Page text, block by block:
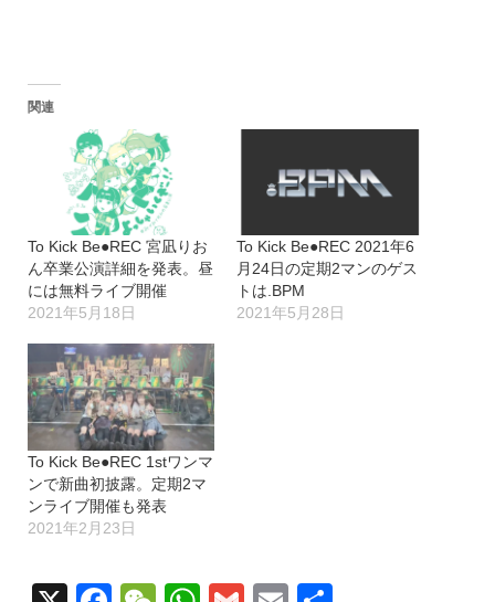
関連
To Kick Be●REC 宮凪りお
ん卒業公演詳細を発表。昼
には無料ライブ開催
2021年5月18日
To Kick Be●REC 2021年6
月24日の定期2マンのゲス
トは.BPM
2021年5月28日
To Kick Be●REC 1stワンマ
ンで新曲初披露。定期2マ
ンライブ開催も発表
2021年2月23日